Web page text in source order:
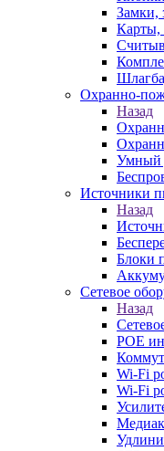
Замки,
Карты,
Охранно-
Назад
Умный
Источники
Назад
Блоки
Сетевое
Назад
POE
Wi-Fi
Wi-Fi